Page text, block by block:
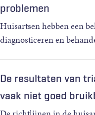
problemen
Huisartsen hebben een
diagnosticeren en
De resultaten van
vaak niet goed